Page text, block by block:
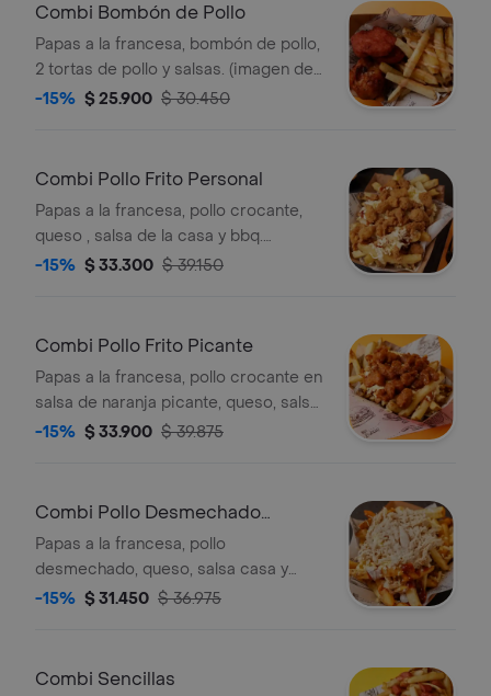
Combi Bombón de Pollo
Papas a la francesa, bombón de pollo,
2 tortas de pollo y salsas. (imagen de
referencia).
-15% $ 25.900 $ 30.450
Combi Pollo Frito Personal
Papas a la francesa, pollo crocante,
queso , salsa de la casa y bbq.
(imagen de referencia).
-15% $ 33.300 $ 39.150
Combi Pollo Frito Picante
Papas a la francesa, pollo crocante en
salsa de naranja picante, queso, salsa
de la casa y bbq (imagen de
-15% $ 33.900 $ 39.875
Combi Pollo Desmechado
Personal
Papas a la francesa, pollo
desmechado, queso, salsa casa y
bbq. (imagen de referencia).
-15% $ 31.450 $ 36.975
Combi Sencillas